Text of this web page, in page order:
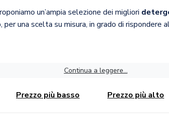
un’ampia selezione dei migliori
una scelta su misura, in grado di rispondere
Continua a leggere...
Prezzo più basso Prezzo più alto